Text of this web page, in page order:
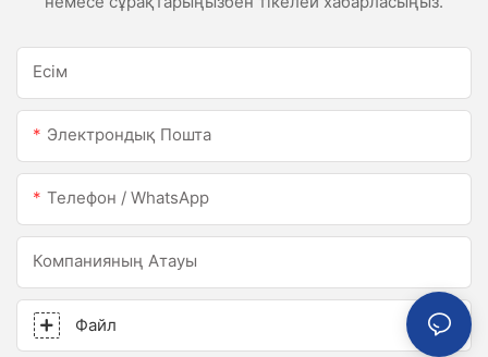
Есім
Электрондық Пошта
Телефон / WhatsApp
Компанияның Атауы
Файл